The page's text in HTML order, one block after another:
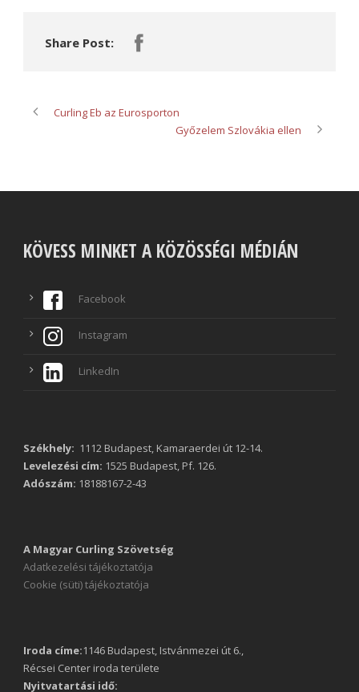
Share Post:
Curling Eb az Eurosporton
Győzelem Szlovákia ellen
KÖVESS MINKET A KÖZÖSSÉGI MÉDIÁN
Facebook
Instagram
LinkedIn
Székhely: 1112 Budapest, Kamaraerdei út 12-14.
Levelezési cím: 1525 Budapest, Pf. 126.
Adószám: 18188167-2-43
A Magyar Curling Szövetség
Adatkezelési tájékoztatója
Cookie (süti) tájékoztatója
Iroda címe:1146 Budapest, Istvánmezei út 6.,
Récsei Center iroda területe
Nyitvatartási idő: